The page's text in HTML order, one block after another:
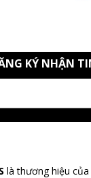
KÝ NHẬN
là thương hiệu của